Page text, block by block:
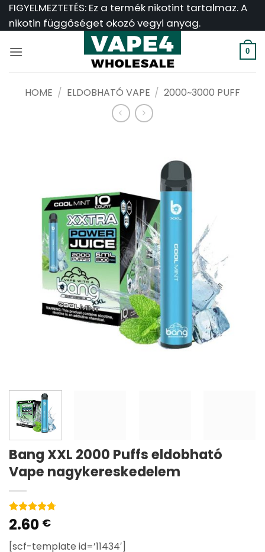
Ugrás
FIGYELMEZTETÉS: Ez a termék nikotint tartalmaz. A
nikotin függőséget okozó vegyi anyag.
0
HOME / ELDOBHATÓ VAPE / 2000~3000 PUFF
Bang XXL 2000 Puffs eldobható
Vape nagykereskedelem
Rated4.67
out of 5
based on
3
customer
2.60 €
[scf-template id=’11434′]